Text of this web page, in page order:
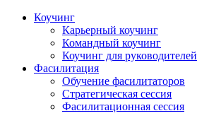
Коучинг
Карьерный коучинг
Командный коучинг
Коучинг для руководителей
Фасилитация
Обучение фасилитаторов
Стратегическая сессия
Фасилитационная сессия